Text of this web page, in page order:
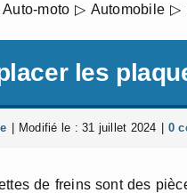
Auto-moto Automobile
les
Modifié le : 31 juillet 2024 0
de freins sont des